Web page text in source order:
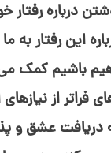
درباره رفتار
این رفتار به
باشیم کمک می⁯
فراتر از
دریافت عشق و